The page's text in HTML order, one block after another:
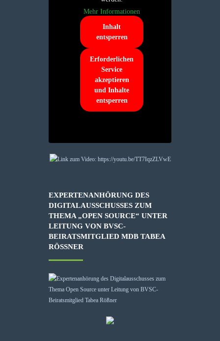
Mehr Informationen
Inhalt
entsperren
Erforderlichen
Service
akzeptieren
und Inhalte
entsperren
EXPERTENANHÖRUNG DES
DIGITALAUSSCHUSSES ZUM
THEMA „OPEN SOURCE“ UNTER
LEITUNG VON BVSC-
BEIRATSMITGLIED MDB TABEA
RÖSSNER